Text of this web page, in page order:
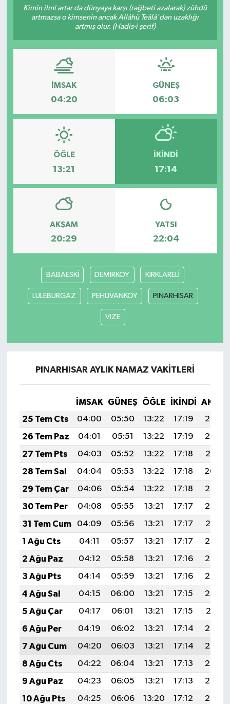
Kimin ilmi artar da dünyaya karşı (rağbeti azalarak) zühdü
artmazsa o kimsenin ancak Allâhü Teâlâ'dan uzaklığı
artmış olur. (Hadis-i şerif)
İMSAK
04:20
GÜNEŞ
06:03
ÖĞLE
13:21
İKINDI
17:14
AKŞAM
20:29
YATSI
22:04
BABAESKİ DEMIRKOY KIRKLARELİ
LULEBURGAZ PEHLIVANKOY PINARHISAR
VIZE
PINARHISAR AYLIK NAMAZ VAKITLERI
İMSAK GÜNEŞ ÖĞLE İKINDI
25 Tem Cts
04:00 05:50 13:22 17:19
20:43
26 Tem Paz
04:01 05:51 13:22 17:19
20:42
27 Tem Pts
04:03 05:52 13:22 17:18
20:41
28 Tem Sal
04:04 05:53 13:22 17:18
20:40
29 Tem Çar
04:06 05:54 13:22 17:18
20:39
30 Tem Per
04:08 05:55 13:21 17:17
20:38
31 Tem Cum
04:09 05:56 13:21 17:17
20:37
1 Ağu Cts
04:11 05:57 13:21 17:17
20:36
2 Ağu Paz
04:12 05:58 13:21 17:16
20:35
3 Ağu Pts
04:14 05:59 13:21 17:16
20:33
4 Ağu Sal
04:15 06:00 13:21 17:15
20:32
5 Ağu Çar
04:17 06:01 13:21 17:15
20:31
6 Ağu Per
04:19 06:02 13:21 17:14
20:30
7 Ağu Cum
04:20 06:03 13:21 17:14
20:29
8 Ağu Cts
04:22 06:04 13:21 17:13
20:27
9 Ağu Paz
04:23 06:05 13:21 17:13
20:26
10 Ağu Pts
04:25 06:06 13:20 17:12
20:25
RESMİ İLANLAR